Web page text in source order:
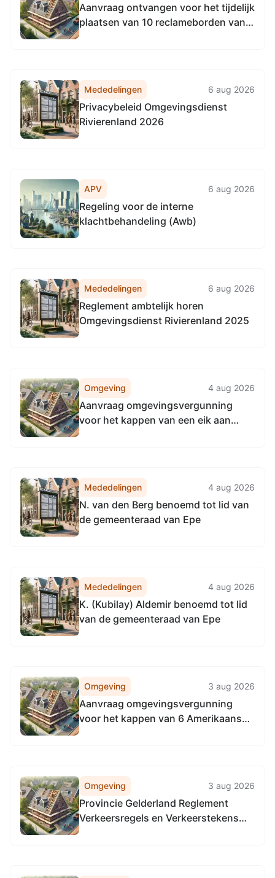
Aanvraag ontvangen voor het tijdelijk
plaatsen van 10 reclameborden van
locaties in de gemeente Voorst
Mededelingen 6 aug 2026
Privacybeleid Omgevingsdienst
Rivierenland 2026
APV 6 aug 2026
Regeling voor de interne
klachtbehandeling (Awb)
Mededelingen 6 aug 2026
Reglement ambtelijk horen
Omgevingsdienst Rivierenland 2025
Omgeving 4 aug 2026
Aanvraag omgevingsvergunning
voor het kappen van een eik aan
Mededelingen 4 aug 2026
N. van den Berg benoemd tot lid van
de gemeenteraad van Epe
Mededelingen 4 aug 2026
K. (Kubilay) Aldemir benoemd tot lid
van de gemeenteraad van Epe
Omgeving 3 aug 2026
Aanvraag omgevingsvergunning
voor het kappen van 6 Amerikaanse
Omgeving 3 aug 2026
Provincie Gelderland Reglement
Verkeersregels en Verkeerstekens